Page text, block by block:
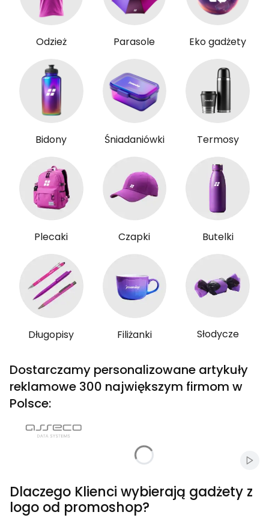
Odzież Parasole Eko gadżety
Bidony Śniadaniówki Termosy
Plecaki Czapki Butelki
Długopisy Filiżanki Słodycze
Dostarczamy personalizowane artykuły
reklamowe 300 największym firmom w
Polsce:
Dlaczego Klienci wybierają gadżety z
logo od promoshop?